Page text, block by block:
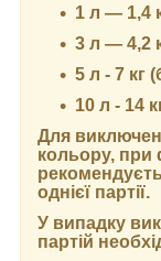
1 л — 1,4
3 л — 4,2
5 л - 7 кг
10 л - 14
Для
кольору, при
однієї партії.
У випадку
партій